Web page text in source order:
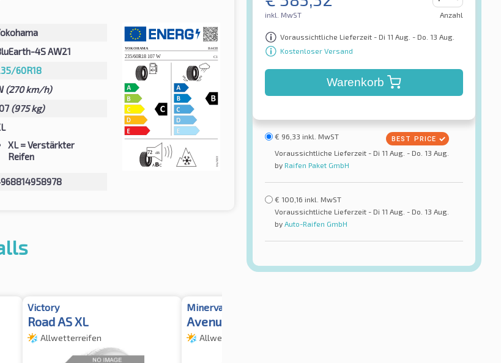
4S AW21
60R18
(270 km/h)
(975 kg)
XL= Verstärkter
Reifen
inkl. MwST Anzahl
Voraussichtliche Lieferzeit - Di 11 Aug. - Do. 13 Aug.
Kostenloser Versand
Warenkorb
€ 96,33 inkl. MwST
Voraussichtliche Lieferzeit - Di 11 Aug. - Do. 13 Aug.
by Raifen Paket GmbH
€ 100,16 inkl. MwST
Voraussichtliche Lieferzeit - Di 11 Aug. - Do. 13 Aug.
by Auto-Raifen GmbH
Victory
Road AS XL
Allwetterreifen
Minerva
Avenue AS XL
Allwetterreifen